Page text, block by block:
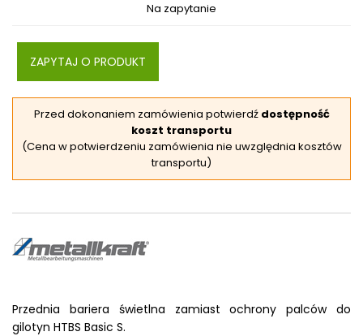
Na zapytanie
ZAPYTAJ O PRODUKT
Przed dokonaniem zamówienia potwierdź dostępność
koszt transportu
(Cena w potwierdzeniu zamówienia nie uwzględnia kosztów
transportu)
Przednia bariera świetlna zamiast ochrony palców do
gilotyn HTBS Basic S.